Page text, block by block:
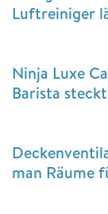
Luftreiniger
Ninja Luxe
Barista
man Räume